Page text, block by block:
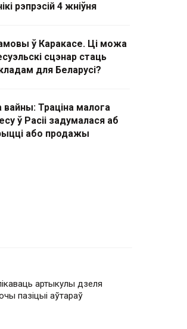
рэпрэсій 4 жніўня
ў Каракасе. Ці можа
сцэнар стаць
для Беларусі?
вайны: Траціна малога
ў Расіі задумалася аб
або продажы
артыкулы дзеля
пазіцыі аўтараў